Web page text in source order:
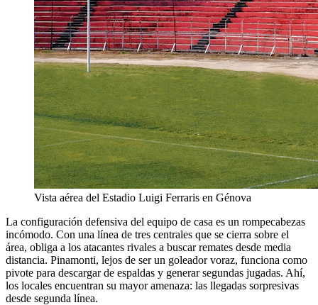
Vista aérea del Estadio Luigi Ferraris en Génova
La configuración defensiva del equipo de casa es un rompecabezas
incómodo. Con una línea de tres centrales que se cierra sobre el
área, obliga a los atacantes rivales a buscar remates desde media
distancia. Pinamonti, lejos de ser un goleador voraz, funciona como
pivote para descargar de espaldas y generar segundas jugadas. Ahí,
los locales encuentran su mayor amenaza: las llegadas sorpresivas
desde segunda línea.